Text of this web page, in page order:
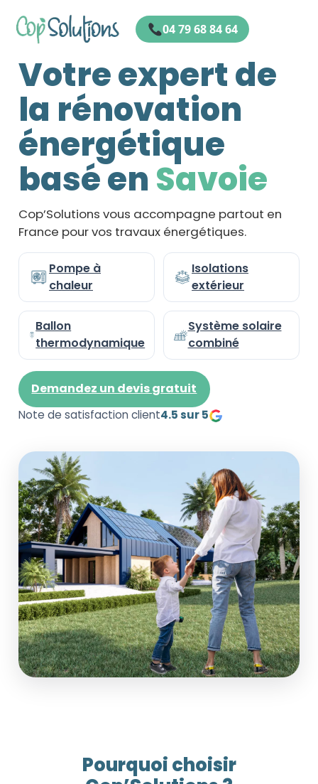
04 79 68 84 64
Acceuil02
Votre expert de
la rénovation
énergétique
basé en Savoie
Cop’Solutions vous accompagne partout en
France pour vos travaux énergétiques.
Pompe à
chaleur
Isolations
extérieur
Ballon
thermodynamique
Système solaire
combiné
Demandez un devis gratuit
Note de satisfaction client4.5 sur 5
Pourquoi choisir